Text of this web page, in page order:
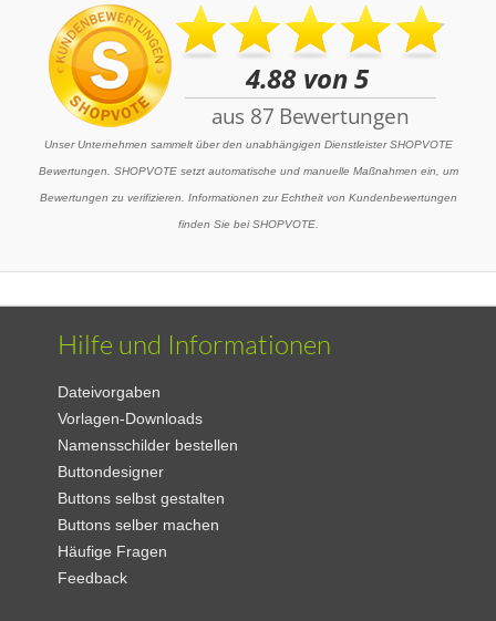
Unser Unternehmen sammelt über den unabhängigen Dienstleister SHOPVOTE
Bewertungen. SHOPVOTE setzt automatische und manuelle Maßnahmen ein, um
Bewertungen zu verifizieren. Informationen zur Echtheit von Kundenbewertungen
finden Sie bei SHOPVOTE.
Hilfe und Informationen
Dateivorgaben
Vorlagen-Downloads
Namensschilder bestellen
Buttondesigner
Buttons selbst gestalten
Buttons selber machen
Häufige Fragen
Feedback